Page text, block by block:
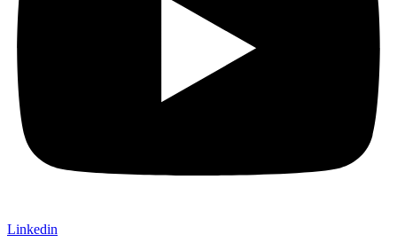
Linkedin